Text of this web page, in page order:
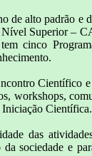
de alto padrão e
Nível Superior –
cinco
Científico
workshops,
Iniciação Científica.
das
sociedade e